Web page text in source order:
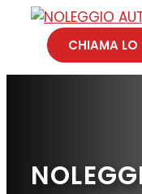
contenuto
CHIAMA